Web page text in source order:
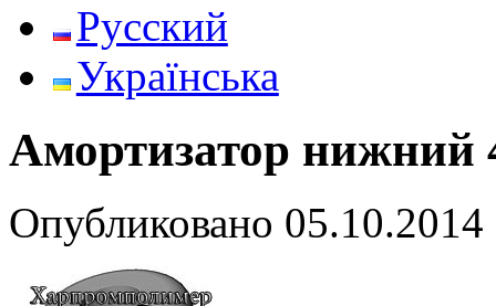
Русский
Українська
Амортизатор нижний
Опубликовано 05.10.2014